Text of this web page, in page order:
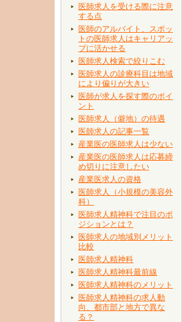
医師求人を受ける際に注意
する点
医師のアルバイト、スポッ
トの医師求人はキャリアッ
プに活かせる
医師求人検索で絞りこむ
医師求人の診療科目は地域
により偏りが大きい
医師が求人を探す際のポイ
ント
医師求人（僻地）の待遇
医師求人の記事一覧
産業医の医師求人は少ない
産業医の医師求人は応募締
め切りに注意したい
産業医求人の資格
医師求人（小規模の美容外
科）
医師求人精神科で注目のポ
ジションとは？
医師求人の地域別メリット
比較
医師求人精神科
医師求人精神科最前線
医師求人精神科のメリット
医師求人精神科の求人動
向、都市部と地方で異な
る？